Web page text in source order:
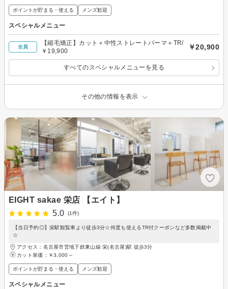
ポイントが貯まる・使える メンズ歓迎
スペシャルメニュー
全員
【縮毛矯正】カット＋中性ストレートパーマ＋TR/
￥19,900
￥20,900
すべてのスペシャルメニューを見る
その他の情報を表示
EIGHT sakae 栄店 【エイト】
5.0
(1件)
【当日予約◎】栄駅観覧車より徒歩3分☆何度も使えるTR付クーポンなど多数掲載中
☆
アクセス：名古屋市営地下鉄東山線 栄(名古屋)駅 徒歩3分
カット単価： ￥3,000～
ポイントが貯まる・使える メンズ歓迎
スペシャルメニュー